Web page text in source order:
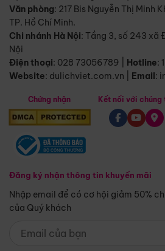
Văn phòng: 217 Bis Nguyễn Thị Minh
TP. Hồ Chí Minh.
Chi nhánh Hà Nội: Tầng 3, số 243 xã
Nội
Điện thoại: 028 73056789 Hotline:
Website: dulichviet.com.vn Email:
Chứng nhận
Đăng ký nhận thông tin khuyến mãi
Nhập email để có cơ hội giảm 50%
của Quý khách
Kết nối với chúng